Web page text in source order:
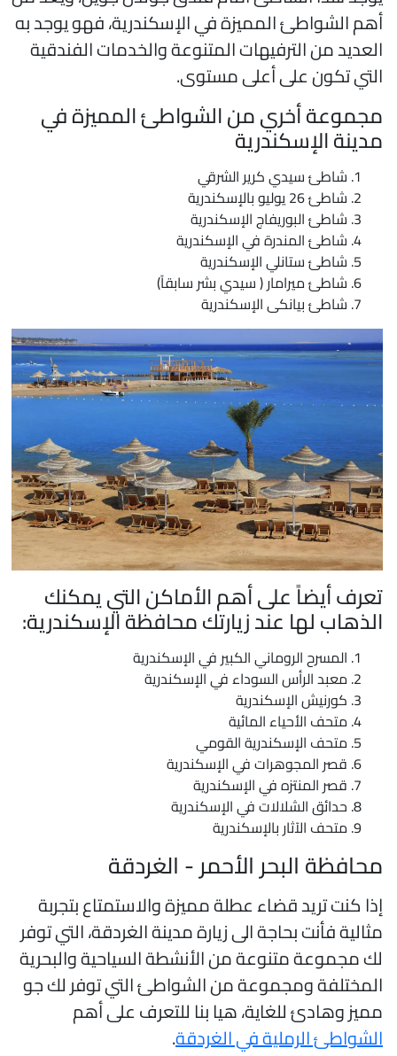
الشواطئ المميزة في الإسكندرية، فهو يوجد به
من الترفيهات المتنوعة والخدمات الفندقية
تكون على أعلى مستوى.
أخري من الشواطئ المميزة في
الإسكندرية
شاطئ سيدي كرير الشرقي
شاطئ 26 يوليو بالإسكندرية
شاطئ البوريفاج الإسكندرية
شاطئ المندرة في الإسكندرية
شاطئ ستانلي الإسكندرية
شاطئ ميرامار ( سيدي بشر سابقاً)
شاطئ بيانكى الإسكندرية
أيضاً على أهم الأماكن التي يمكنك
لها عند زيارتك محافظة الإسكندرية:
المسرح الروماني الكبير في الإسكندرية
معبد الرأس السوداء في الإسكندرية
كورنيش الإسكندرية
متحف الأحياء المائية
متحف الإسكندرية القومي
قصر المجوهرات في الإسكندرية
قصر المنتزه في الإسكندرية
حدائق الشلالات في الإسكندرية
متحف الآثار بالإسكندرية
البحر الأحمر - الغردقة
كنت تريد قضاء عطلة مميزة والاستمتاع بتجربة
فأنت بحاجة الى زيارة مدينة الغردقة، التي توفر
مجموعة متنوعة من الأنشطة السياحية والبحرية
ومجموعة من الشواطئ التي توفر لك جو
وهادئ للغاية، هيا بنا للتعرف على أهم
الرملية في الغردقة.